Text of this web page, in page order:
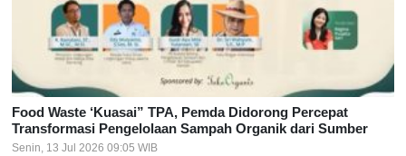
Food Waste ‘Kuasai” TPA, Pemda Didorong Percepat
Transformasi Pengelolaan Sampah Organik dari Sumber
Senin, 13 Jul 2026 09:05 WIB